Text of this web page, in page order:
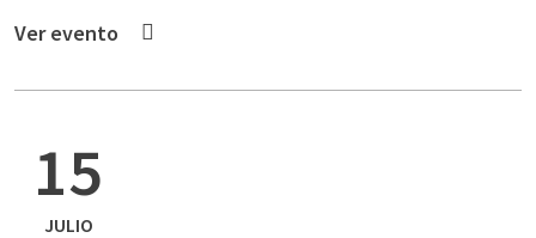
Ver evento
15
JULIO